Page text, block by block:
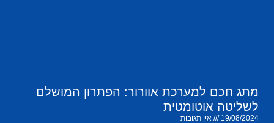
מתג חכם למערכת אוורור: הפתרון המושלם
לשליטה אוטומטית
19/08/2024 אין תגובות